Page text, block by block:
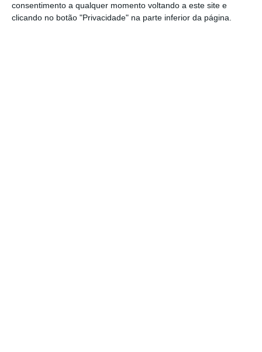
consentimento a qualquer momento voltando a este site e
clicando no botão "Privacidade" na parte inferior da página.
tomadas as medidas adequadas a nível
nacional para um justo equilíbrio entre a